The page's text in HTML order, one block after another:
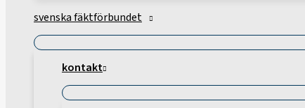
svenska fäktförbundet
kontakt